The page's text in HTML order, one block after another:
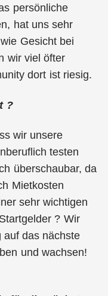
persönliche
hat uns sehr
Gesicht bei
wir viel öfter
dort ist riesig.
?
wir unsere
testen
überschaubar, da
Mietkosten
sehr wichtigen
? Wir
auf das nächste
und wachsen!